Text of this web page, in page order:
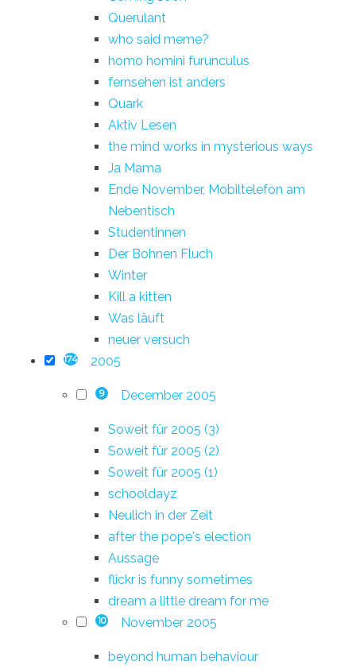
Querulant
who said meme?
homo homini furunculus
fernsehen ist anders
Quark
Aktiv Lesen
the mind works in mysterious ways
Ja Mama
Ende November, Mobiltelefon am
Nebentisch
Studentinnen
Der Bohnen Fluch
Winter
Kill a kitten
Was läuft
neuer versuch
174 2005
9 December 2005
Soweit für 2005 (3)
Soweit für 2005 (2)
Soweit für 2005 (1)
schooldayz
Neulich in der Zeit
after the pope's election
Aussage
flickr is funny sometimes
dream a little dream for me
10 November 2005
beyond human behaviour